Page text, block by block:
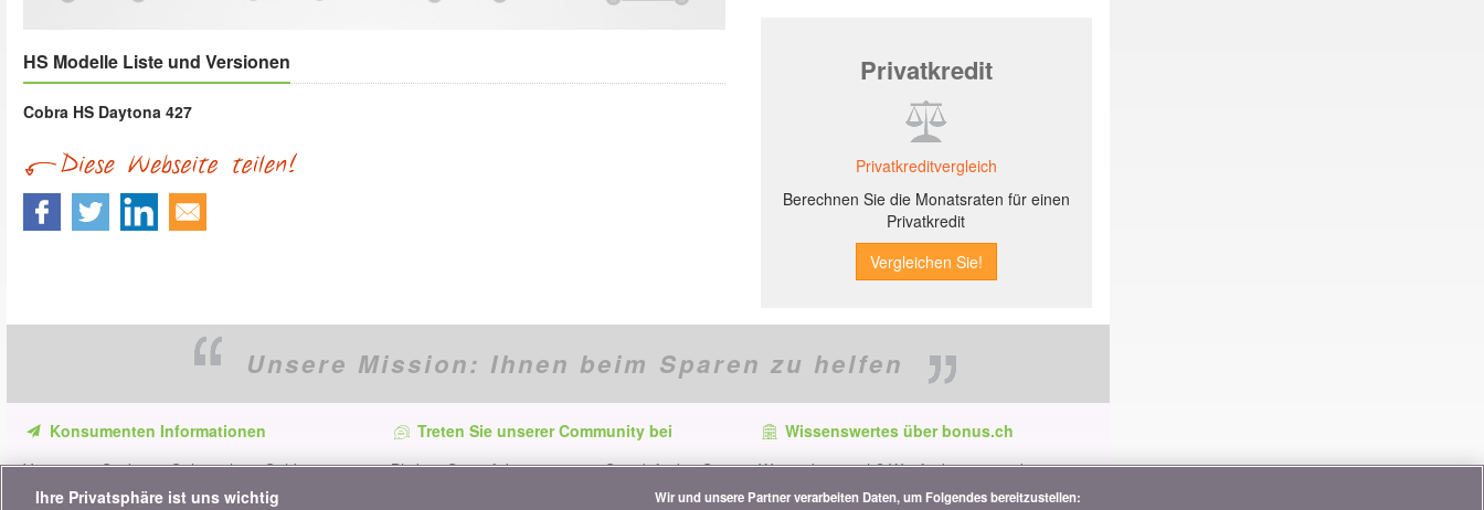
HS Modelle Liste und Versionen
Cobra HS Daytona 427
Privatkredit
Privatkreditvergleich
Berechnen Sie die Monatsraten für einen
Privatkredit
Unsere Mission: Ihnen beim Sparen zu helfen
Konsumenten Informationen
Verpassen Sie keine Gelegenheit, Geld zu
sparen. Erhalten Sie unsere Vergleiche,
Treten Sie unserer Community bei
Bleiben Sie auf dem neuesten Stand, finden Sie
alle Ratschläge und Tipps zum Sparen auf:
Wissenswertes über bonus.ch
Wer ist bonus.ch? Wie funktionieren die
Vergleiche? Presseanfragen, Partnerschaften,
Ihre Privatsphäre ist uns wichtig Wir und unsere Partner verarbeiten Daten, um Folgendes bereitzustellen: